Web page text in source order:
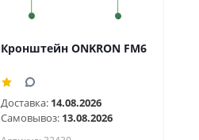
Кронштейн ONKRON FM6
Доставка: 14.08.2026
Самовывоз: 13.08.2026